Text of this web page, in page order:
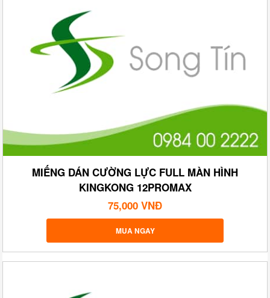
MIẾNG DÁN CƯỜNG LỰC FULL MÀN HÌNH
KINGKONG 12PROMAX
75,000 VNĐ
MUA NGAY